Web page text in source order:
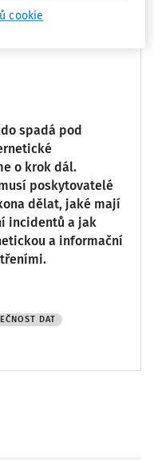
spadá pod
o krok dál.
poskytovatelé
dělat, jaké mají
incidentů a jak
a informační
DAT
cookie